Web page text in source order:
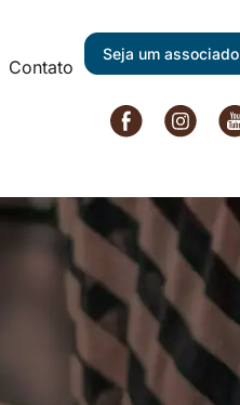
Contato
Seja um associado